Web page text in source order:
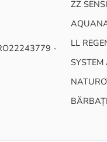
-
ZZ
LL
BĂRBAȚI